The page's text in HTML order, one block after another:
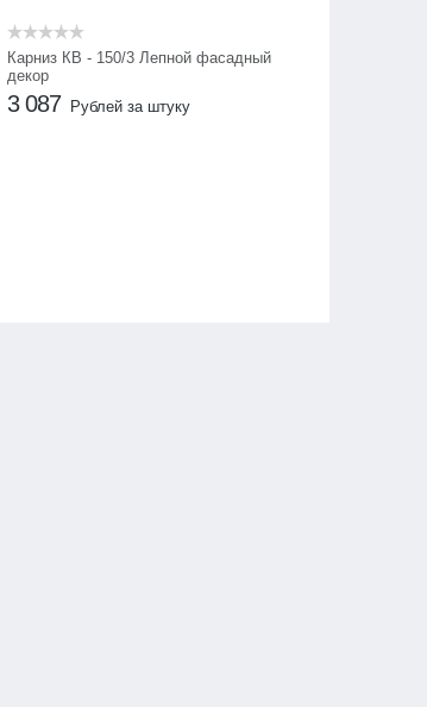
Карниз КВ - 150/3 Лепной фасадный
декор
3 087 Рублей за штуку